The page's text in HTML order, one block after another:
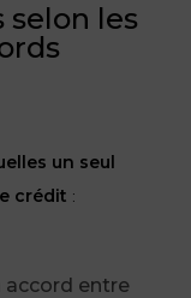
selon les
un seul
crédit :
accord entre